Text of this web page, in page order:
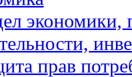
экономики,
прав